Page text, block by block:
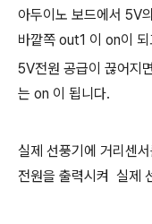
아두이노 보드에서 5V
바깥쪽 out1 이 on이
5V전원 공급이 끊어지
는 on 이 됩니다.
실제 선풍기에 거리센
전원을 출력시켜 실제